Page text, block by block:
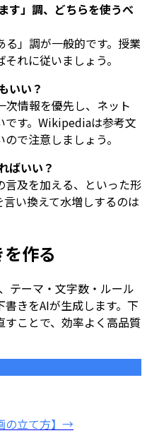
す」調、どちらを使うべ
る」調が一般的です。授業
れに従いましょう。
いい？
次情報を優先し、ネット
です。Wikipediaは参考文
で注意しましょう。
ばいい？
言及を加える、といった形
い換えて水増しするのは
作る
テーマ・文字数・ルール
きをAIが生成します。下
ことで、効率よく高品質
の立て方】→